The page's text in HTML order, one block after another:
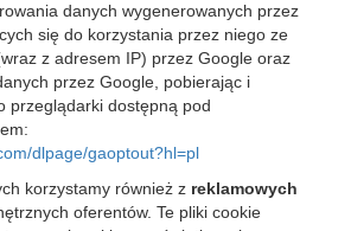
danych wygenerowanych przez
się do korzystania przez niego ze
z adresem IP) przez Google oraz
przez Google, pobierając i
przeglądarki dostępną pod
dlpage/gaoptout?hl=pl
korzystamy również z reklamowych
oferentów. Te pliki cookie